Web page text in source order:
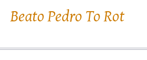
Beato Pedro To Rot